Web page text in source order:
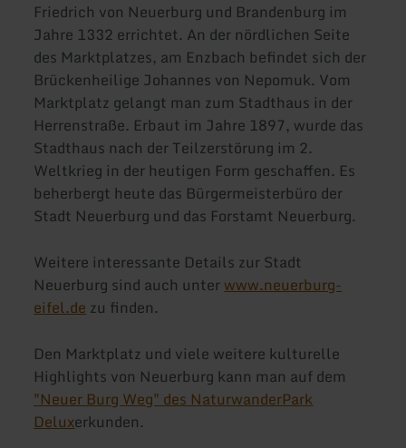
Friedrich von Neuerburg und Brandenburg im
Jahre 1332 errichtet. An der nördlichen Seite
des Marktplatzes, am Enzbach befindet sich der
Brückenheilige Johannes von Nepomuk. Vom
Marktplatz gelangt man zum Stadthaus in der
Herrenstraße. Erbaut im Jahre 1897, wurde das
Stadthaus nach der Teilzerstörung im 2.
Weltkrieg in der heutigen Form geschaffen. Es
beherbergt heute das Bürgermeisterbüro der
Stadt Neuerburg und das Forstamt Neuerburg.
Weitere interessante Details zur Stadt
Neuerburg sind auch unterwww.neuerburg-
eifel.de zu finden.
Den Marktplatz und viele weitere kulturelle
Highlights von Neuerburg kann man auf dem
"Neuer Burg Weg" des NaturwanderPark
Deluxerkunden.